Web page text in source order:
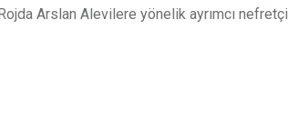
Arslan Alevilere yönelik ayrımcı nefretçi